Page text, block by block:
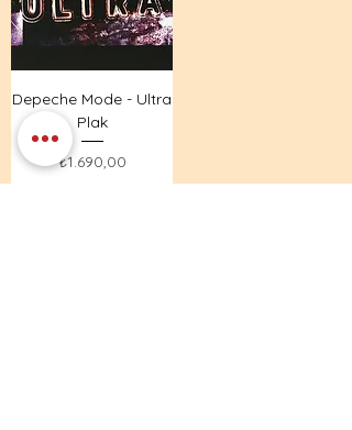
Depeche Mode - Ultra
Plak
Fiyat
₺1.690,00